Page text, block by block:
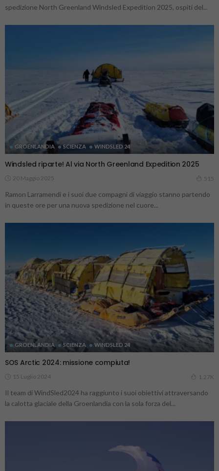
spedizione North Greenland Windsled Expedition 2025, ospiti del...
GROENLANDIA SCIENZA WINDSLED 24
Windsled riparte! Al via North Greenland Expedition 2025
20 Maggio 2025 515
Ramon Larramendi e i suoi due compagni di viaggio stanno partendo
in queste ore per una nuova spedizione nel cuore...
GROENLANDIA SCIENZA WINDSLED 24
SOS Arctic 2024: missione compiuta!
15 Luglio 2024 1.27K
Il team di WindSled2024 ha raggiunto i suoi obiettivi attraversando
la calotta glaciale della Groenlandia con la sola forza del...